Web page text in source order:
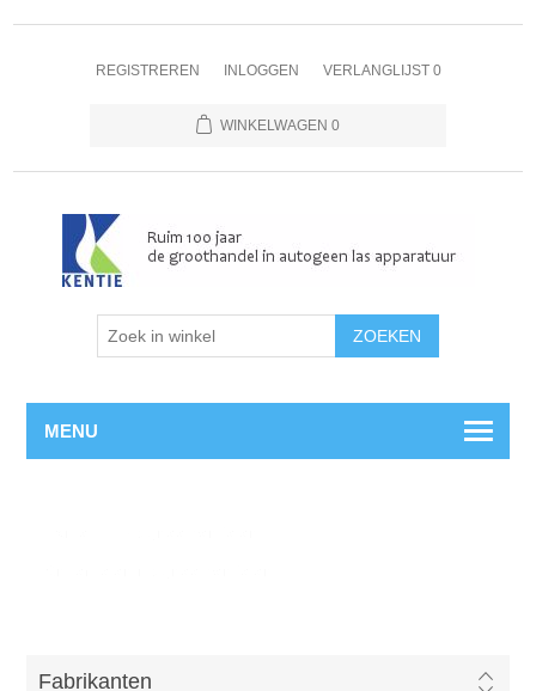
REGISTREREN INLOGGEN VERLANGLIJST 0
WINKELWAGEN 0
MENU
Fabrikanten